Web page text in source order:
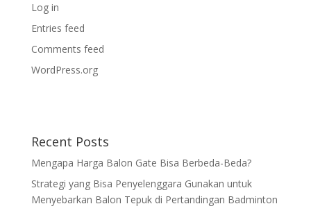
Log in
Entries feed
Comments feed
WordPress.org
Recent Posts
Mengapa Harga Balon Gate Bisa Berbeda-Beda?
Strategi yang Bisa Penyelenggara Gunakan untuk
Menyebarkan Balon Tepuk di Pertandingan Badminton